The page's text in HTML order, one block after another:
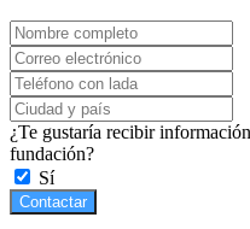
¿Te gustaría recibir
fundación?
Sí
Contactar